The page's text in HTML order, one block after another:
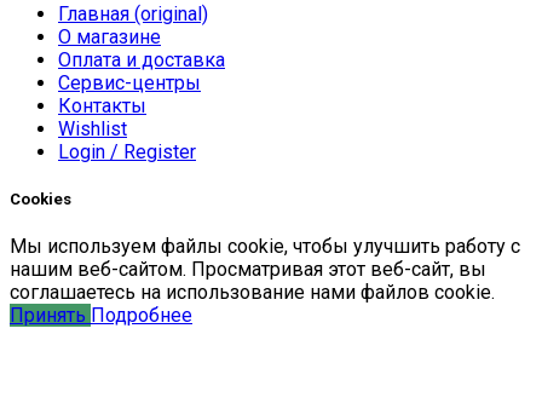
Главная (original)
О магазине
Оплата и доставка
Сервис-центры
Контакты
Wishlist
Login / Register
Cookies
Мы используем файлы cookie, чтобы улучшить работу с
нашим веб-сайтом. Просматривая этот веб-сайт, вы
соглашаетесь на использование нами файлов cookie.
Принять Подробнее